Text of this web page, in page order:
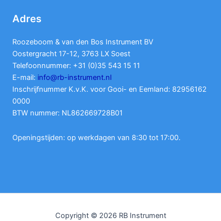
Adres
Roozeboom & van den Bos Instrument BV
Oostergracht 17-12, 3763 LX Soest
Telefoonnummer: +31 (0)35 543 15 11
E-mail: info@rb-instrument.nl
Inschrijfnummer K.v.K. voor Gooi- en Eemland: 82956162
0000
BTW nummer: NL862669728B01
Openingstijden: op werkdagen van 8:30 tot 17:00.
Copyright © 2026 RB Instrument